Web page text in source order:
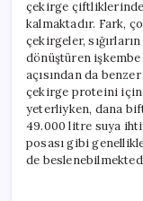
çekirge çiftliklerinde
kalmaktadır. Fark,
çekirgeler,
dönüştüren
açısından da
çekirge proteini için
yeterliyken, dana
49.000 litre suya
posası gibi
de